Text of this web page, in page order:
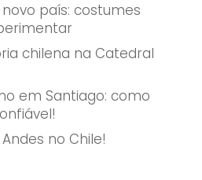
país: costumes
chilena na Catedral
em Santiago: como
no Chile!